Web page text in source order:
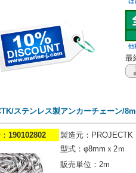
最
ステンレス製アンカーチェーン/
190102802
製造元：PROJECTK
型式：φ8mmｘ2ｍ
販売単位：2m